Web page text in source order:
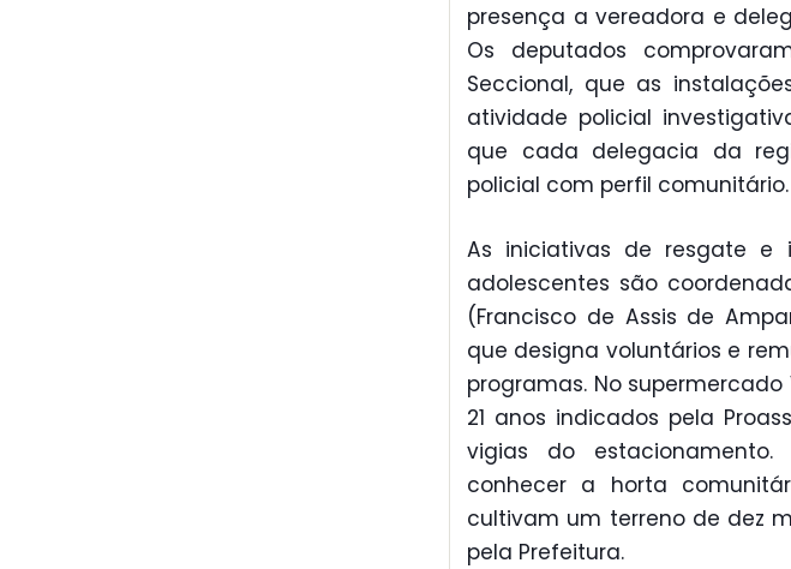
presença a vereadora e
Os deputados
Seccional, que as
atividade policial
que cada delegacia da
policial com perfil comunitário.
As iniciativas de resgate e
adolescentes são
(Francisco de Assis de
que designa voluntários e
programas. No supermercado
21 anos indicados pela
vigias do
conhecer a horta
cultivam um terreno de dez
pela Prefeitura.